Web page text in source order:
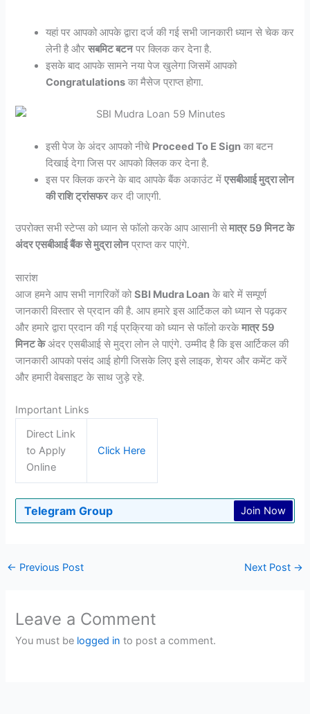
यहां पर आपको आपके द्वारा दर्ज की गई सभी जानकारी ध्यान से चेक कर
लेनी है औरसबमिट बटनपर क्लिक कर देना है.
इसके बाद आपके सामने नया पेज खुलेगा जिसमें आपको
Congratulations का मैसेज प्राप्त होगा.
इसी पेज के अंदर आपको नीचे Proceed To E Sign का बटन
दिखाई देगा जिस पर आपको क्लिक कर देना है.
इस पर क्लिक करने के बाद आपके बैंक अकाउंट मेंएसबीआई मुद्रा लोन
की राशि ट्रांसफरकर दी जाएगी.
उपरोक्त सभी स्टेप्स को ध्यान से फॉलो करके आप आसानी सेमात्र 59 मिनट के
अंदर एसबीआई बैंक से मुद्रा लोनप्राप्त कर पाएंगे.
सारांश
आज हमने आप सभी नागरिकों कोSBI Mudra Loan के बारे में सम्पूर्ण
जानकारी विस्तार से प्रदान की है. आप हमारे इस आर्टिकल को ध्यान से पढ़कर
और हमारे द्वारा प्रदान की गई प्रक्रिया को ध्यान से फॉलो करकेमात्र 59
मिनट केअंदर एसबीआई से मुद्रा लोन ले पाएंगे. उम्मीद है कि इस आर्टिकल की
जानकारी आपको पसंद आई होगी जिसके लिए इसे लाइक, शेयर और कमेंट करें
और हमारी वेबसाइट के साथ जुड़े रहे.
Important Links
Direct Link
to Apply
Online
Click Here
Telegram Group Join Now
← Previous Post Next Post →
Leave a Comment
You must be logged in to post a comment.